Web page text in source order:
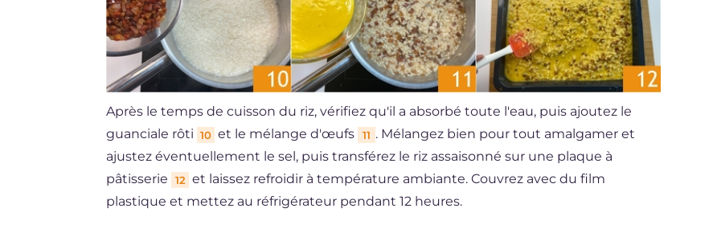
Après le temps de cuisson du riz, vérifiez qu'il a absorbé toute l'eau, puis ajoutez le
guanciale rôti 10 et le mélange d'œufs 11 . Mélangez bien pour tout amalgamer et
ajustez éventuellement le sel, puis transférez le riz assaisonné sur une plaque à
pâtisserie
12 et laissez refroidir à température ambiante. Couvrez avec du film
plastique et mettez au réfrigérateur pendant 12 heures.